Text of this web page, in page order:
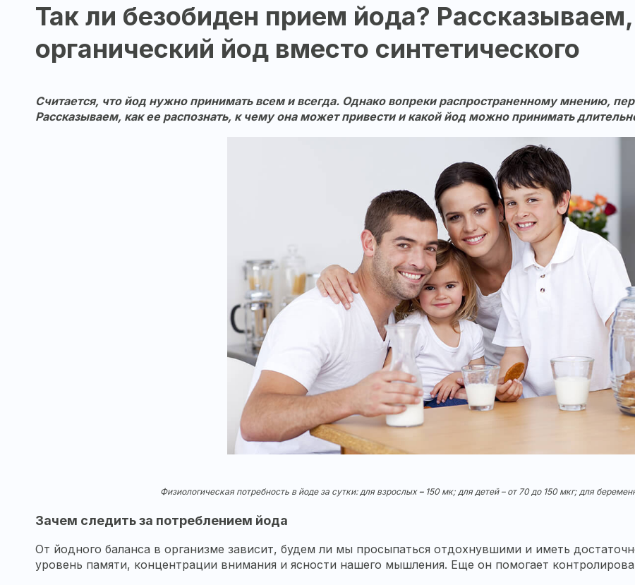
Так ли безобиден прием йода?
органический йод вместо синтетического
Считается, что йод нужно принимать всем и всегда. Однако вопреки распространенному мнению,
Рассказываем, как ее распознать, к чему она может привести и какой йод можно принимать
Физиологическая потребность в йоде за сутки: для взрослых– 150 мк; для детей – от 70 до 150 мкг; для
Зачем следить за потреблением йода
От йодного баланса в организме зависит, будем ли мы просыпаться отдохнувшими и иметь
уровень памяти, концентрации внимания и ясности нашего мышления. Еще он помогает